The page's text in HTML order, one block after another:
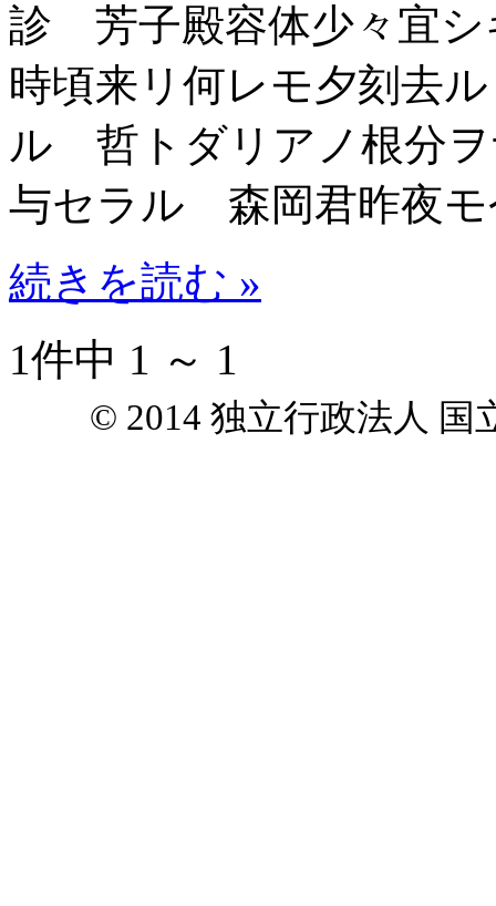
診 芳子殿容体少々宜
時頃来リ何レモ夕刻去
ル 哲トダリアノ根分
与セラル 森岡君昨夜モ
続きを読む »
1件中 1 ～ 1
© 2014 独立行政法人 国